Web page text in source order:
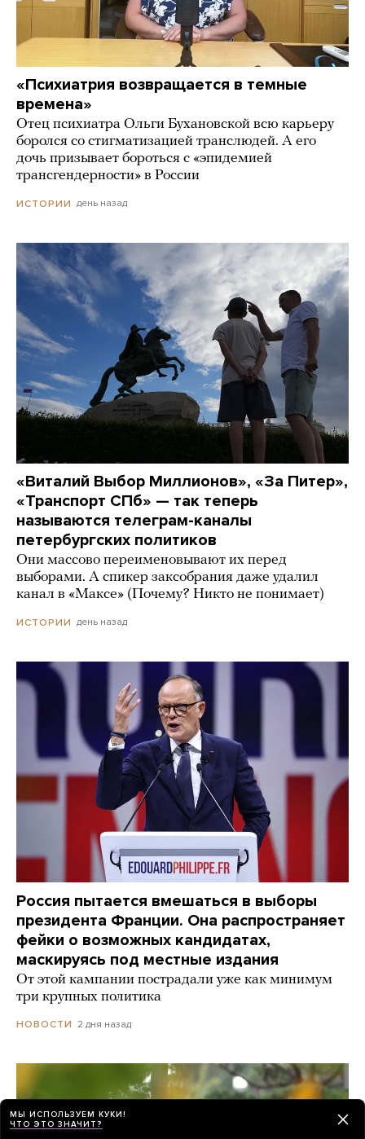
«Психиатрия возвращается в темные
времена»
Отец психиатра Ольги Бухановской всю карьеру
боролся со стигматизацией транслюдей. А его
дочь призывает бороться с «эпидемией
трансгендерности» в России
ИСТОРИИ день назад
«Виталий Выбор Миллионов», «За Питер»,
«Транспорт СПб» — так теперь
называются телеграм-каналы
петербургских политиков
Они массово переименовывают их перед
выборами. А спикер заксобрания даже удалил
канал в «Максе» (Почему? Никто не понимает)
ИСТОРИИ день назад
Россия пытается вмешаться в выборы
президента Франции. Она распространяет
фейки о возможных кандидатах,
маскируясь под местные издания
От этой кампании пострадали уже как минимум
три крупных политика
НОВОСТИ 2 дня назад
МЫ ИСПОЛЬЗУЕМ КУКИ!
ЧТО ЭТО ЗНАЧИТ?